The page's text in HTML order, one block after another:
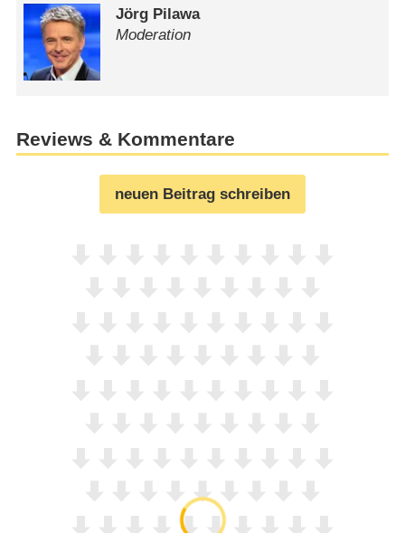
Jörg Pilawa
Moderation
Reviews & Kommentare
neuen Beitrag schreiben